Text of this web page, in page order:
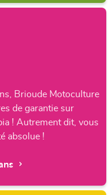
Brioude Motoculture
de garantie sur
! Autrement dit, vous
absolue !